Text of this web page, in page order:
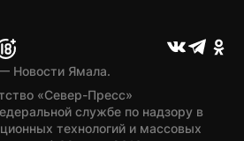
Новости Ямала.
«Север-Пресс»
службе по надзору в
технологий и массовых